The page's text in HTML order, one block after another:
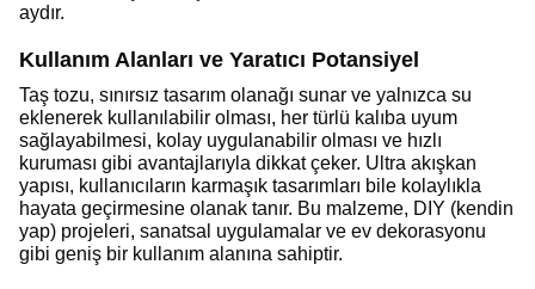
aydır.
Kullanım Alanları ve Yaratıcı Potansiyel
Taş tozu, sınırsız tasarım olanağı sunar ve yalnızca su
eklenerek kullanılabilir olması, her türlü kalıba uyum
sağlayabilmesi, kolay uygulanabilir olması ve hızlı
kuruması gibi avantajlarıyla dikkat çeker. Ultra akışkan
yapısı, kullanıcıların karmaşık tasarımları bile kolaylıkla
hayata geçirmesine olanak tanır. Bu malzeme, DIY (kendin
yap) projeleri, sanatsal uygulamalar ve ev dekorasyonu
gibi geniş bir kullanım alanına sahiptir.